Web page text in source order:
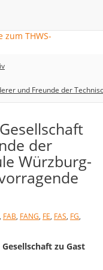
und Freunde der
der
Würzburg-
, FAB, FANG, FE, FAS, FG,
zu Gast